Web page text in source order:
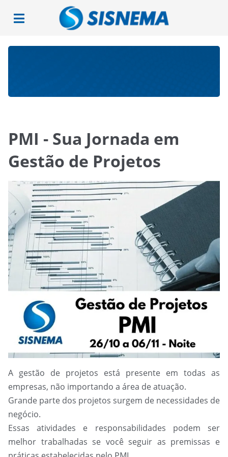
PMI - Sua Jornada em
Gestão de Projetos
A gestão de projetos está presente em todas as
empresas, não importando a área de atuação.
Grande parte dos projetos surgem de necessidades de
negócio.
Essas atividades e responsabilidades podem ser
melhor trabalhadas se você seguir as premissas e